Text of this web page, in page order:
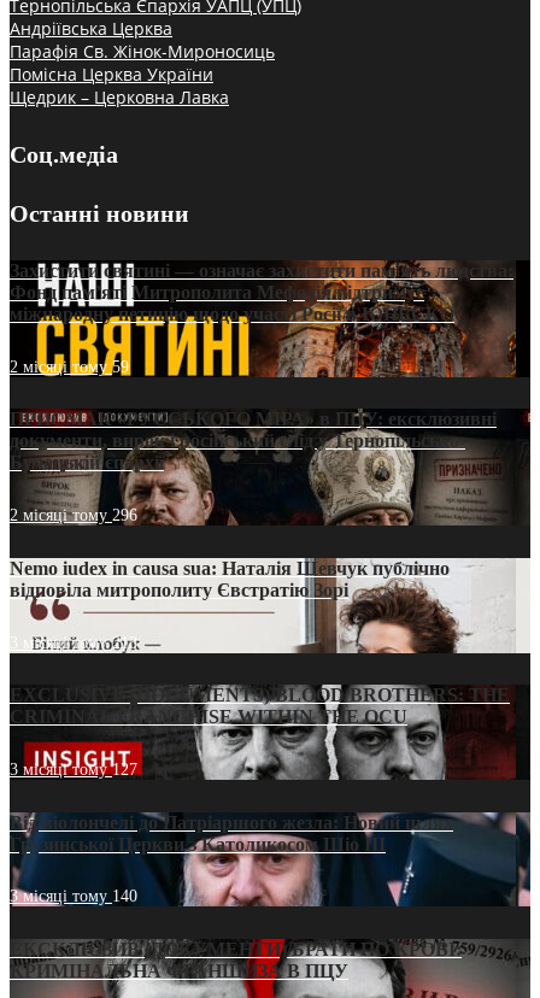
Тернопільська Єпархія УАПЦ (УПЦ)
Андріївська Церква
Парафія Св. Жінок-Мироносиць
Помісна Церква України
Щедрик – Церковна Лавка
Соц.медіа
Останні новини
Захистити святині — означає захистити пам’ять людства:
Фонд пам’яті Митрополита Мефодія підтримує
міжнародну петицію щодо участі Росії в ЮНЕСКО
2 місяці тому59
ПРИСМАК «РУССЬКОГО МІРА» в ПЦУ: ексклюзивні
документи, вирок і російський слід у Тернопільсько-
Бучацькій єпархії
2 місяці тому 296
Nemo iudex in causa sua: Наталія Шевчук публічно
відповіла митрополиту Євстратію Зорі
3 місяці тому213
EXCLUSIVE (DOCUMENTS)/BLOOD BROTHERS: THE
CRIMINAL FRANCHISE WITHIN THE OCU
3 місяці тому127
Від віолончелі до Патріаршого жезла: Новий шлях
Грузинської Церкви з Католикосом Шіо III
3 місяці тому 140
ЕКСКЛЮЗИВ (ДОКУМЕНТИ)/БРАТИ ПО КРОВІ:
КРИМІНАЛЬНА ФРАНШИЗА В ПЦУ